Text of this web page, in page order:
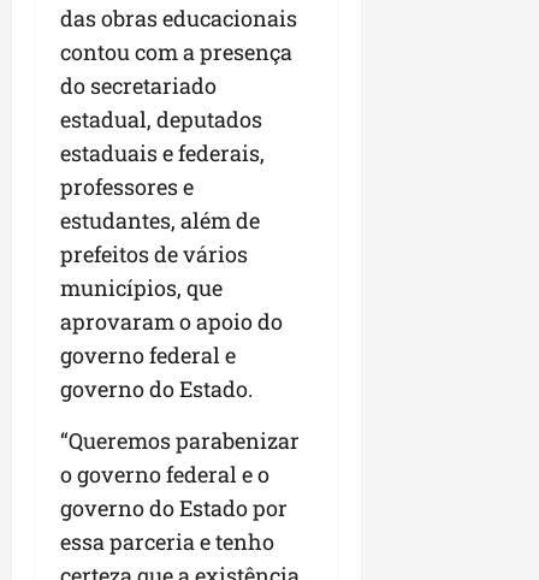
das obras educacionais
contou com a presença
do secretariado
estadual, deputados
estaduais e federais,
professores e
estudantes, além de
prefeitos de vários
municípios, que
aprovaram o apoio do
governo federal e
governo do Estado.
“Queremos parabenizar
o governo federal e o
governo do Estado por
essa parceria e tenho